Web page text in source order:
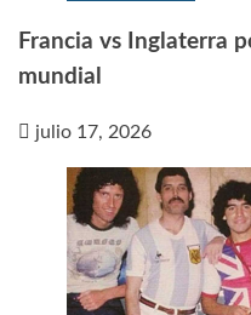
Francia vs Inglaterra
mundial
julio 17, 2026